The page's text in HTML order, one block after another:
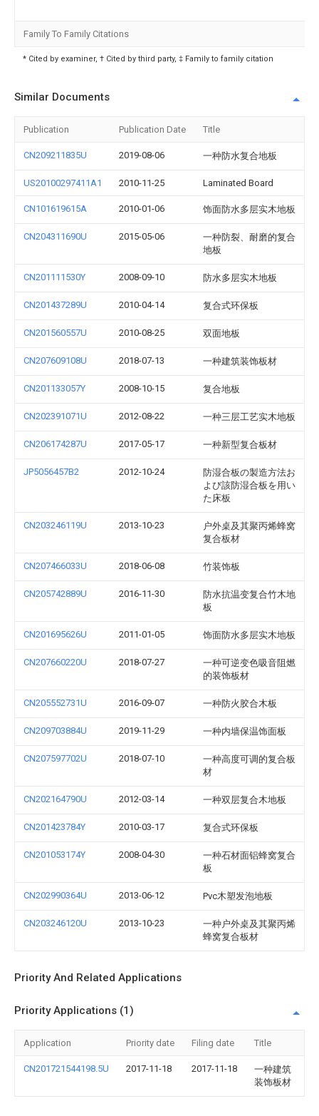
Family To Family Citations
* Cited by examiner, † Cited by third party, ‡ Family to family citation
Similar Documents
Publication Publication Date Title
CN209211835U 2019-08-06 一种防水复合地板
US20100297411A1 2010-11-25 Laminated Board
CN101619615A 2010-01-06 饰面防水多层实木地板
CN204311690U 2015-05-06
一种防裂、耐磨的复合
地板
CN201111530Y 2008-09-10 防水多层实木地板
CN201437289U 2010-04-14 复合式环保板
CN201560557U 2010-08-25 双面地板
CN207609108U 2018-07-13 一种建筑装饰板材
CN201133057Y 2008-10-15 复合地板
CN202391071U 2012-08-22 一种三层工艺实木地板
CN206174287U 2017-05-17 一种新型复合板材
JP5056457B2 2012-10-24
防湿合板の製造方法お
よび該防湿合板を用い
た床板
CN203246119U 2013-10-23
户外桌及其聚丙烯蜂窝
复合板材
CN207466033U 2018-06-08 竹装饰板
CN205742889U 2016-11-30
防水抗温变复合竹木地
板
CN201695626U 2011-01-05 饰面防水多层实木地板
CN207660220U 2018-07-27
一种可逆变色吸音阻燃
的装饰板材
CN205552731U 2016-09-07 一种防火胶合木板
CN209703884U 2019-11-29 一种内墙保温饰面板
CN207597702U 2018-07-10
一种高度可调的复合板
材
CN202164790U 2012-03-14 一种双层复合木地板
CN201423784Y 2010-03-17 复合式环保板
CN201053174Y 2008-04-30
一种石材面铝蜂窝复合
板
CN202990364U 2013-06-12 Pvc木塑发泡地板
CN203246120U 2013-10-23
一种户外桌及其聚丙烯
蜂窝复合板材
Priority And Related Applications
Priority Applications (1)
Application Priority date Filing date Title
CN201721544198.5U 2017-11-18 2017-11-18
一种建筑
装饰板材